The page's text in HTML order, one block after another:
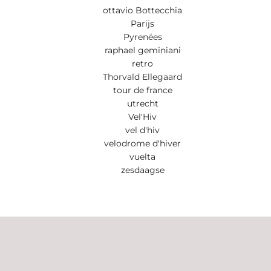
ottavio Bottecchia
Parijs
Pyrenées
raphael geminiani
retro
Thorvald Ellegaard
tour de france
utrecht
Vel'Hiv
vel d'hiv
velodrome d'hiver
vuelta
zesdaagse